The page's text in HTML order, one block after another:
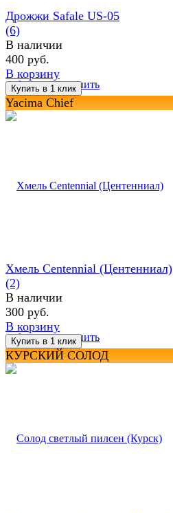
избранное сравнить
Дрожжи Safale US-05
(6)
В наличии
400 руб.
В корзину
Yacima Chief
избранное сравнить
Хмель Centennial (Центенниал)
(2)
В наличии
300 руб.
В корзину
КУРСКИЙ СОЛОД